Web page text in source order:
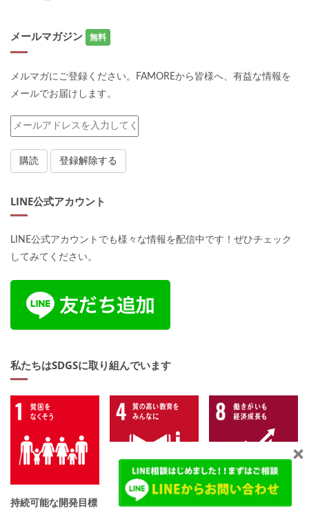
メールマガジン 無料
メルマガにご登録ください。FAMOREから皆様へ、有益な情報を
メールでお届けします。
LINE公式アカウント
LINE公式アカウントでも様々な情報を配信中です！ぜひチェック
してみてください。
私たちはSDGSに取り組んでいます
持続可能な開発目標（SDGs）について詳しくはこちら
×